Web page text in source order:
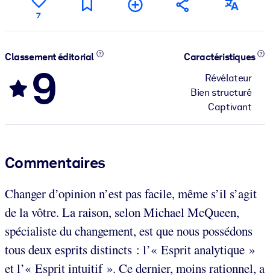
7
Classement éditorial
9
Caractéristiques
Révélateur
Bien structuré
Captivant
Commentaires
Changer d’opinion n’est pas facile, même s’il s’agit
de la vôtre. La raison, selon Michael McQueen,
spécialiste du changement, est que nous possédons
tous deux esprits distincts : l’« Esprit analytique »
et l’« Esprit intuitif ». Ce dernier, moins rationnel, a